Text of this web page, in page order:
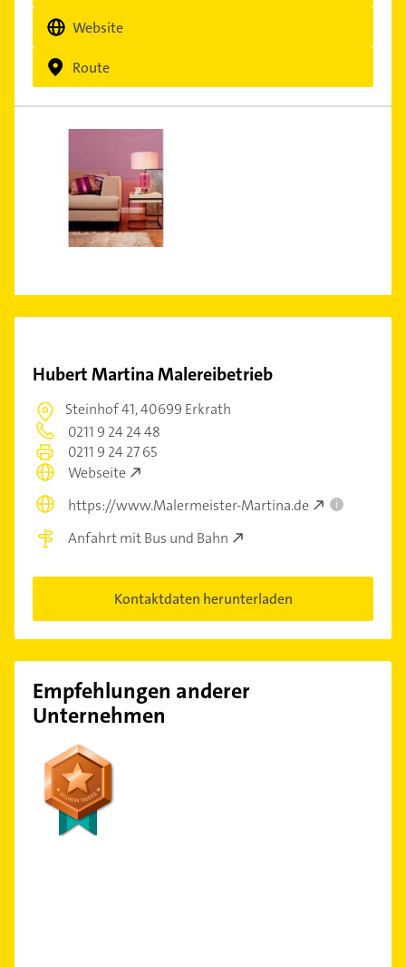
Website
Route
Hubert Martina Malereibetrieb
Steinhof 41,40699 Erkrath
0211 9 24 24 48
0211 9 24 27 65
Webseite
https://www.Malermeister-Martina.de
i
Anfahrt mit Bus und Bahn
Kontaktdaten herunterladen
Empfehlungen anderer
Unternehmen